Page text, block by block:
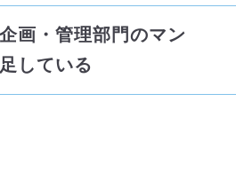
画・管理部門のマン
している